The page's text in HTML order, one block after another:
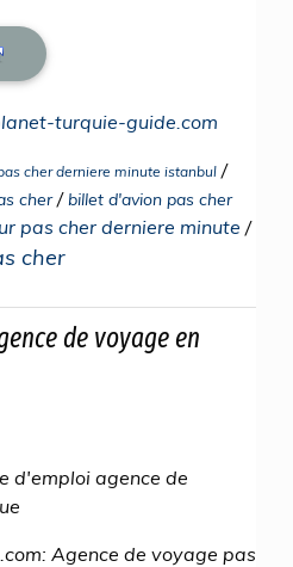
turquie-guide.com
cher derniere minute istanbul /
cher/billet d'avion pas cher
pas cher derniere minute /
cher
de voyage en
d'emploi agence de
Agence de voyage pas